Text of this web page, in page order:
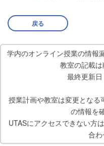
戻る
学内のオンライン授業の情報
教室の記載は
最終更新
授業計画や教室は変更となる
の情報を
UTASにアクセスできない方
合わ